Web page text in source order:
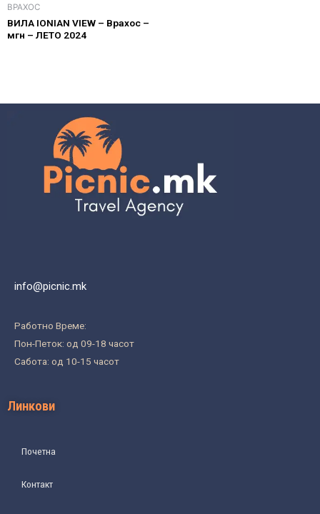
ВРАХОС
ВИЛА IONIAN VIEW – Врахос –
мгн – ЛЕТО 2024
info@picnic.mk
Работно Време:
Пон-Петок: од 09-18 часот
Сабота: од 10-15 часот
Линкови
Почетна
Контакт